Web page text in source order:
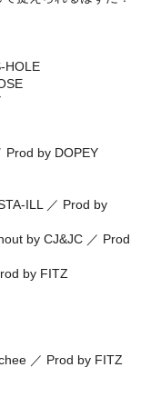
HOLE
Prod by DOPEY
ILL ／ Prod by
by CJ&JC ／ Prod
by FITZ
／ Prod by FITZ